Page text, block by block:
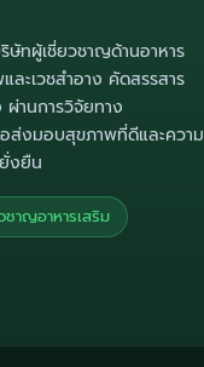
ษัทผู้เชี่ยวชาญด้านอาหาร
ละเวชสำอาง คัดสรรสาร
านการวิจัยทาง
ส่งมอบสุขภาพที่ดีและความ
งยืน
าญอาหารเสริม